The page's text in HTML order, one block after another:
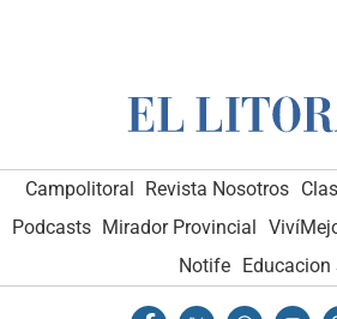
Campolitoral Revista Nosotros
Podcasts Mirador Provincial
Notife Educacion